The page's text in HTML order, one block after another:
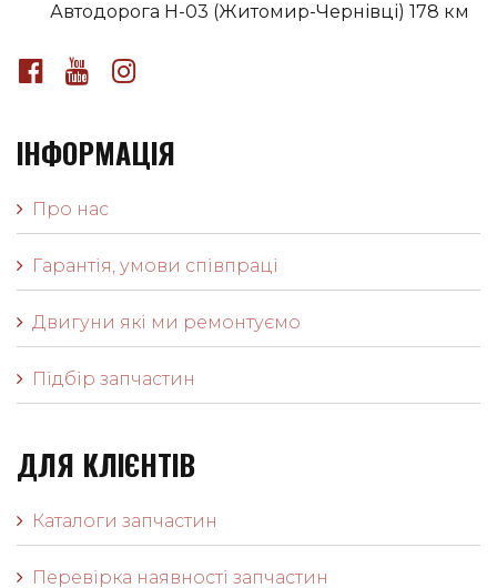
Автодорога H-03 (Житомир-Чернівці) 178 км
ІНФОРМАЦІЯ
Про нас
Гарантія, умови співпраці
Двигуни які ми ремонтуємо
Підбір запчастин
ДЛЯ КЛІЄНТІВ
Каталоги запчастин
Перевірка наявності запчастин